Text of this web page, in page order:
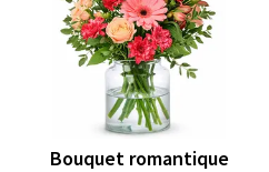
Bouquet romantique